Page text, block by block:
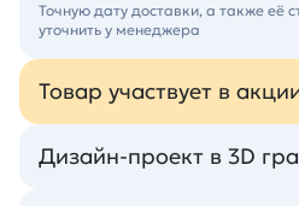
Точную дату доставки, а также её
уточнить у менеджера
Товар участвует в
Дизайн-проект в 3D